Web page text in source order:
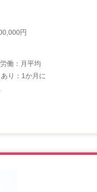
円
働：月平均
り：1か月に